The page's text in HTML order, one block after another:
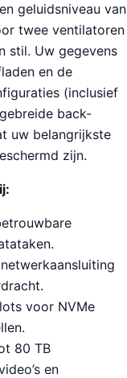
geluidsniveau van
twee ventilatoren
stil. Uw gegevens
en de
(inclusief
back-
uw belangrijkste
zijn.
voor NVMe
80 TB
en